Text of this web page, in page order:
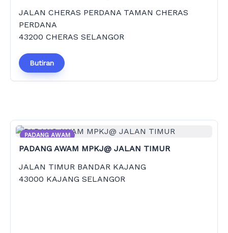
JALAN CHERAS PERDANA TAMAN CHERAS
PERDANA
43200 CHERAS SELANGOR
Butiran
PADANG AWAM
PADANG AWAM MPKJ@ JALAN TIMUR
JALAN TIMUR BANDAR KAJANG
43000 KAJANG SELANGOR